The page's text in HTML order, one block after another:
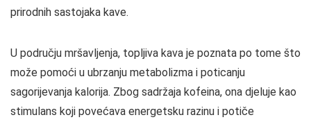
prirodnih sastojaka kave.
U području mršavljenja, topljiva kava je poznata po tome što
može pomoći u ubrzanju metabolizma i poticanju
sagorijevanja kalorija. Zbog sadržaja kofeina, ona djeluje kao
stimulans koji povećava energetsku razinu i potiče